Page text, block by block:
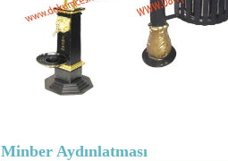
Minber Aydınlatması